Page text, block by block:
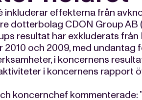
inkluderar effekterna från
dotterbolag CDON Group AB
resultat har exkluderats
och 2009, med undantag
i koncernens
i koncernens rapport
koncernchef kommenterade: